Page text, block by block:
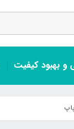
و بهبود کیفیت